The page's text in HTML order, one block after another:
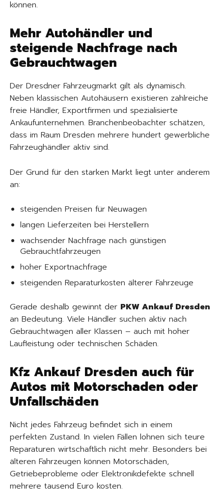
können.
Mehr Autohändler und
steigende Nachfrage nach
Gebrauchtwagen
Der Dresdner Fahrzeugmarkt gilt als dynamisch.
Neben klassischen Autohäusern existieren zahlreiche
freie Händler, Exportfirmen und spezialisierte
Ankaufunternehmen. Branchenbeobachter schätzen,
dass im Raum Dresden mehrere hundert gewerbliche
Fahrzeughändler aktiv sind.
Der Grund für den starken Markt liegt unter anderem
an:
steigenden Preisen für Neuwagen
langen Lieferzeiten bei Herstellern
wachsender Nachfrage nach günstigen
Gebrauchtfahrzeugen
hoher Exportnachfrage
steigenden Reparaturkosten älterer Fahrzeuge
Gerade deshalb gewinnt der PKW Ankauf Dresden
an Bedeutung. Viele Händler suchen aktiv nach
Gebrauchtwagen aller Klassen – auch mit hoher
Laufleistung oder technischen Schäden.
Kfz Ankauf Dresden auch für
Autos mit Motorschaden oder
Unfallschäden
Nicht jedes Fahrzeug befindet sich in einem
perfekten Zustand. In vielen Fällen lohnen sich teure
Reparaturen wirtschaftlich nicht mehr. Besonders bei
älteren Fahrzeugen können Motorschäden,
Getriebeprobleme oder Elektronikdefekte schnell
mehrere tausend Euro kosten.